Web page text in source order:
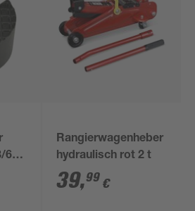
65
Rangierwagenheber
hydraulisch rot 2 t
39,99 €